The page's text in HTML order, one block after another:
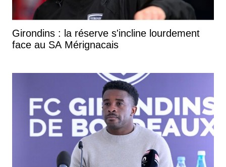
Girondins : la réserve s'incline lourdement
face au SA Mérignacais